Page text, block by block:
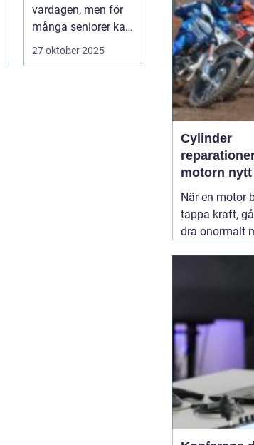
vardagen, men för
många seniorer kan
smartphones, ...
27 oktober 2025
Cylinder
reparationer så
motorn
När en motor
tappa kraft,
dra onormalt
gör att
längre
effektivt.
professionella